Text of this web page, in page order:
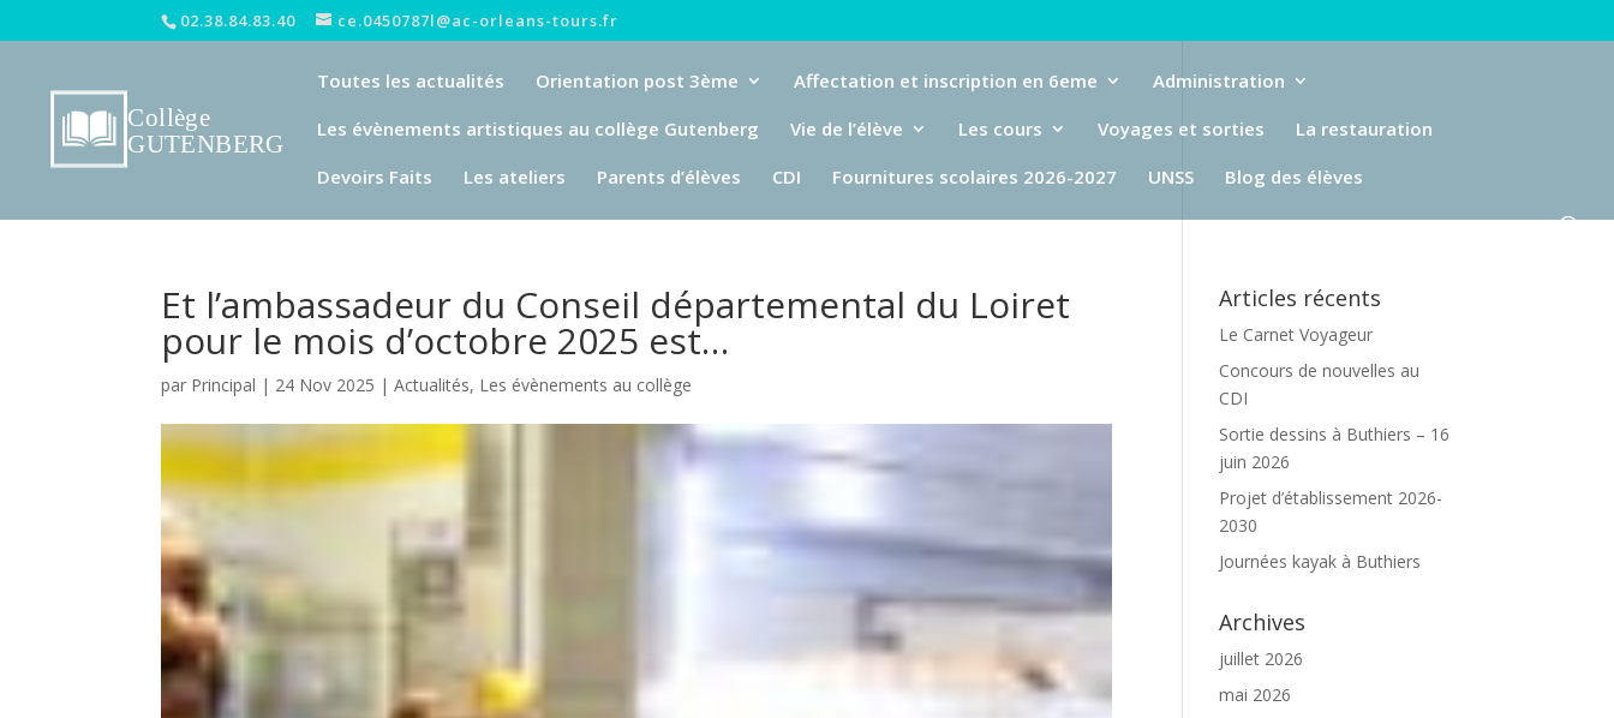
02.38.84.83.40 ce.0450787l@ac-orleans-tours.fr
Toutes les actualités Orientation post 3ème Affectation et inscription en 6eme
Administration
Les évènements artistiques au collège Gutenberg
Vie de l’élève Les cours Voyages et sorties
La restauration
Devoirs Faits
Les ateliers Parents d’élèves CDI Fournitures scolaires 2026-2027 UNSS Blog des élèves
Et l’ambassadeur du Conseil départemental du Loiret
pour le mois d’octobre 2025 est…
par Principal | 24 Nov 2025 |Actualités, Les évènements au collège
Articles récents
Le Carnet Voyageur
Concours de nouvelles au
CDI
Sortie dessins à Buthiers – 16
juin 2026
Projet d’établissement 2026-
2030
Journées kayak à Buthiers
Archives
juillet 2026
mai 2026